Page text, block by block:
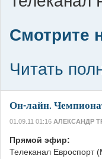
Смотрите
Читать
Он-лайн.
01.09.11 01:16 АЛЕКСАНДР
Прямой эфир:
Телеканал Евроспорт